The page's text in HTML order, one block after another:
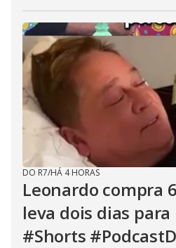
DO R7/HÁ 4 HORAS
Leonardo compra
leva dois dias
#Shorts